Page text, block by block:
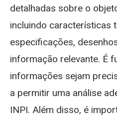
detalhadas sobre o
incluindo características
especificações,
informação relevante. É
informações sejam
a permitir uma análise
INPI. Além disso, é